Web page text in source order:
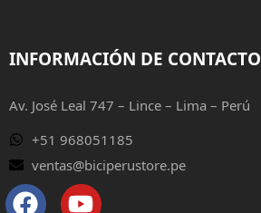
INFORMACIÓN DE CONTACTO
Av. José Leal 747 – Lince – Lima – Perú
+51 968051185
ventas@biciperustore.pe